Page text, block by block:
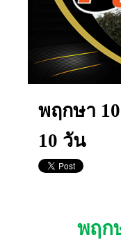
พฤกษา
10 วัน
พฤก